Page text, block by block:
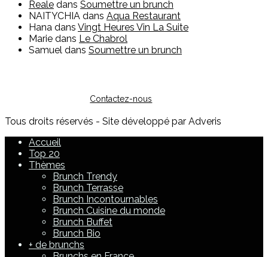
Reale dans Soumettre un brunch
NAITYCHIA dans Aqua Restaurant
Hana dans Vingt Heures Vin La Suite
Marie dans Le Chabrol
Samuel dans Soumettre un brunch
Contactez-nous
Tous droits réservés - Site développé par Adveris
Accueil
Top 20
Thèmes
Brunch Trendy
Brunch Terrasse
Brunch Incontournables
Brunch Cuisine du monde
Brunch Buffet
Brunch Bio
+ de brunchs